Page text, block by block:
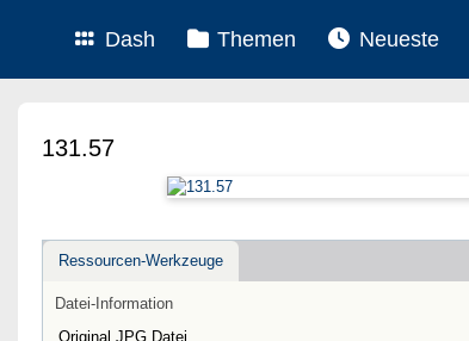
Dash Themen Neueste
131.57
Ressourcen-Werkzeuge
Datei-Information
Original JPG Datei